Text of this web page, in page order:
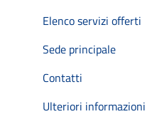
Elenco servizi offerti
Sede principale
Contatti
Ulteriori informazioni